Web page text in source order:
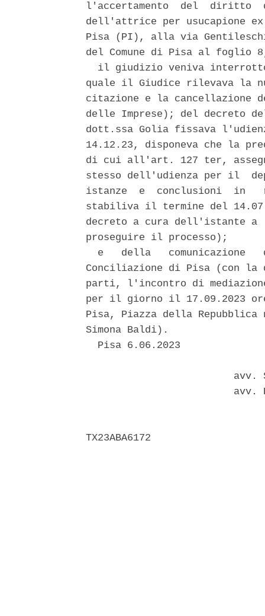
l'accertamento  del  diritto
dell'attrice per usucapione
Pisa (PI), alla via
del Comune di Pisa al
il giudizio veniva
quale il Giudice rilevava
citazione e la cancellazione
delle Imprese); del decreto
dott.ssa Golia fissava
14.12.23, disponeva che la
di cui all'art. 127 ter,
stesso dell'udienza per il
istanze  e  conclusioni  in
stabiliva il termine del
decreto a cura dell'istante a
proseguire il processo);
e   della   comunicazione
Conciliazione di Pisa (con
parti, l'incontro di
per il giorno il 17.09.2023
Pisa, Piazza della
Simona Baldi).
  Pisa 6.06.2023